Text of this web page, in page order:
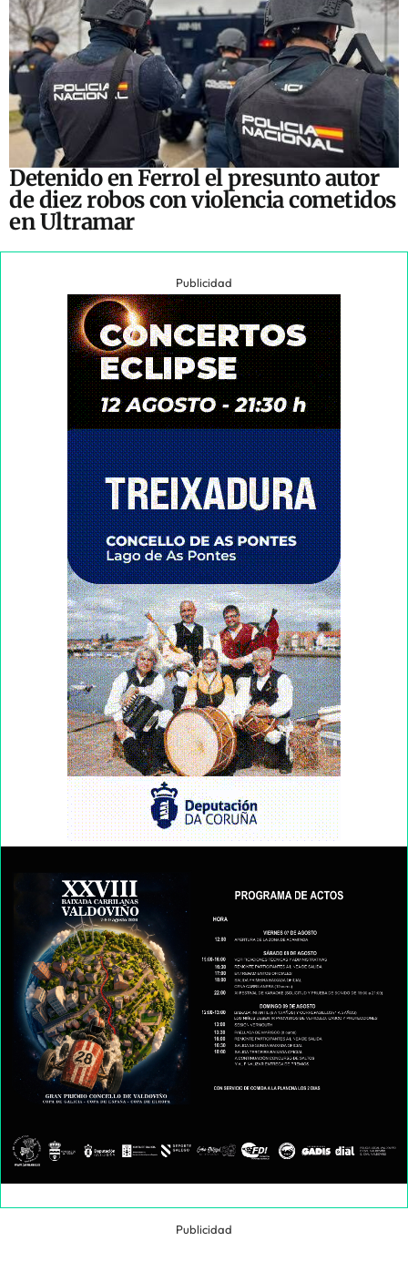
Detenido en Ferrol el presunto autor
de diez robos con violencia cometidos
en Ultramar
Publicidad
Publicidad